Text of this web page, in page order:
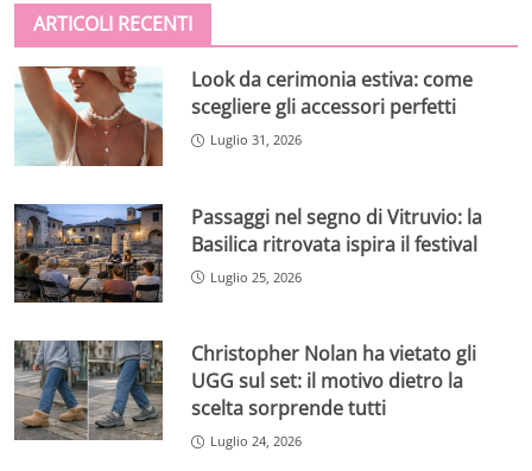
ARTICOLI RECENTI
Look da cerimonia estiva: come
scegliere gli accessori perfetti
Luglio 31, 2026
Passaggi nel segno di Vitruvio: la
Basilica ritrovata ispira il festival
Luglio 25, 2026
Christopher Nolan ha vietato gli
UGG sul set: il motivo dietro la
scelta sorprende tutti
Luglio 24, 2026